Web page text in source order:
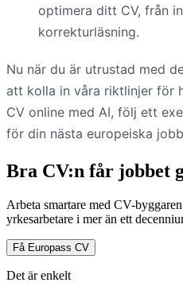
optimera ditt CV, från
korrekturläsning.
Nu när du är utrustad med
att kolla in våra riktlinjer för
CV online med AI, följ ett
för din nästa europeiska
Bra CV:n får jobbet
Arbeta smartare med CV-
yrkesarbetare i mer än ett
Få Europass CV
Det är enkelt